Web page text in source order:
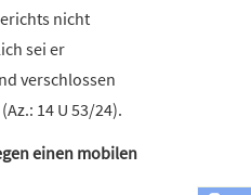
nicht
sei er
verschlossen
14 U 53/24).
einen mobilen